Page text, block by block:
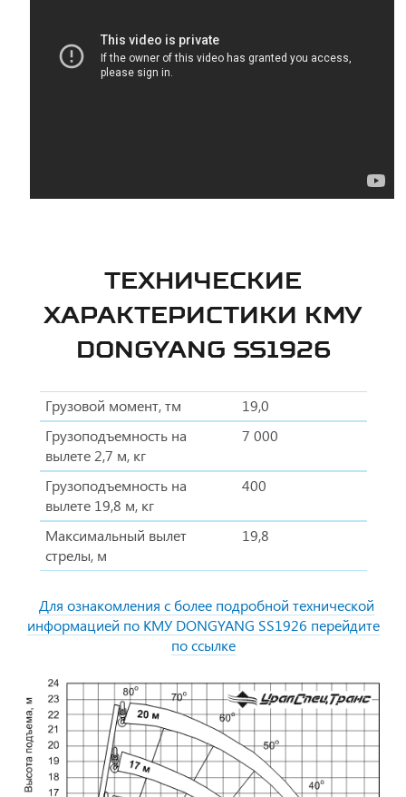
ТЕХНИЧЕСКИЕ
ХАРАКТЕРИСТИКИ КМУ
DONGYANG SS1926
Грузовой момент, тм
19,0
Грузоподъемность на
вылете 2,7 м, кг
7 000
Грузоподъемность на
вылете 19,8 м, кг
400
Максимальный вылет
стрелы, м
19,8
Для ознакомления с более подробной технической
информацией по КМУ DONGYANG SS1926 перейдите
по ссылке